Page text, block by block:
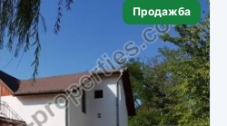
Продажба